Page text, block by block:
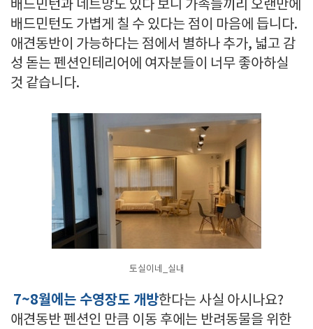
배드민턴과 네트망도 있다 보니 가족들끼리 오랜만에
배드민턴도 가볍게 칠 수 있다는 점이 마음에 듭니다.
애견동반이 가능하다는 점에서 별하나 추가, 넓고 감
성 돋는 펜션인테리어에 여자분들이 너무 좋아하실
것 같습니다.
토실이네_실내
7~8월에는 수영장도 개방한다는 사실 아시나요?
애견동반 펜션인 만큼 이동 후에는 반려동물을 위한